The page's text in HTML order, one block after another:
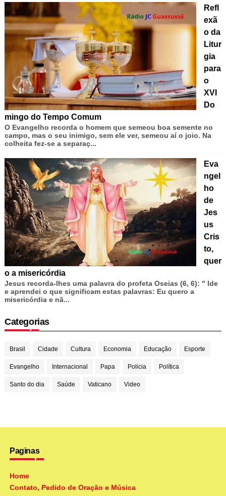
Refl
exã
o da
Litur
gia
para
o
XVI
Do
mingo do Tempo Comum
O Evangelho recorda o homem que semeou boa semente no
campo, mas o seu inimigo, sem ele ver, semeou aí o joio. Na
colheita fez-se a separaç...
Eva
ngel
ho
de
Jes
us
Cris
to,
quer
o a misericórdia
Jesus recorda-lhes uma palavra do profeta Oseias (6, 6): " Ide
e aprendei o que significam estas palavras: Eu quero a
misericórdia e nã...
Categorias
Brasil Cidade Cultura Economia Educação Esporte
Evangelho Internacional Papa Policia Política
Santo do dia Saúde Vaticano Video
Paginas
Home
Contato, Pedido de Oração e Música